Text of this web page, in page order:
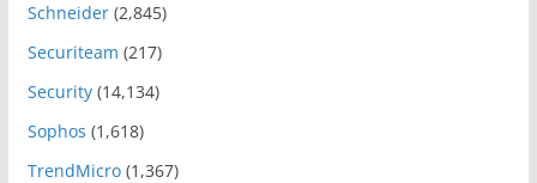
Schneider(2,845)
Securiteam (217)
Security(14,134)
Sophos (1,618)
TrendMicro(1,367)